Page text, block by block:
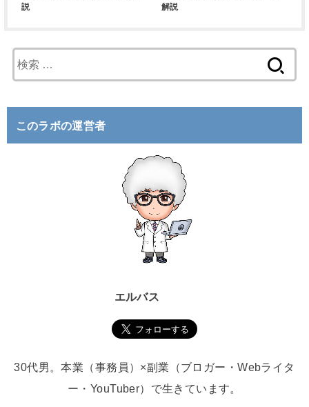
説
解説
索
このラボの運営者
エルバス
30代男。本業（事務員）×副業（ブロガー・Webライタ
ー・YouTuber）で生きています。